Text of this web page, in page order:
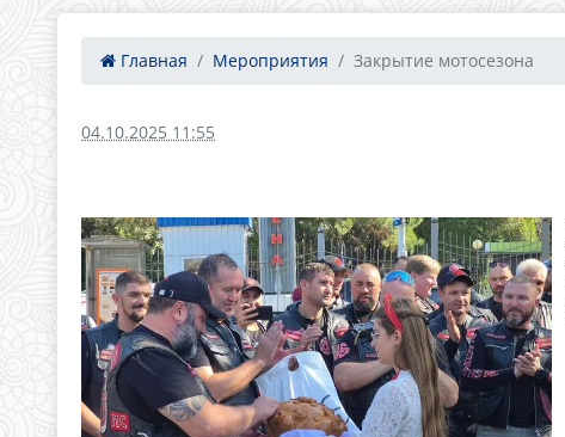
Главная Мероприятия Закрытие мотосезона
04.10.2025 11:55